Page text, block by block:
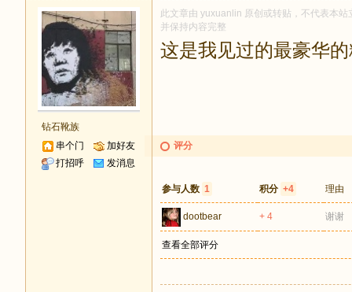
钻石靴族
串个门
加好友
打招呼
发消息
此文章由 yuxuanlin 原创或转贴，不代表本
并保持内容完整
这是我见过的最豪华
评分
参与人数 1 积分 +4 理由
dootbear + 4 谢谢
查看全部评分